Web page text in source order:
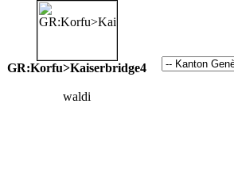
GR:Korfu>Kaiserbridge4
waldi